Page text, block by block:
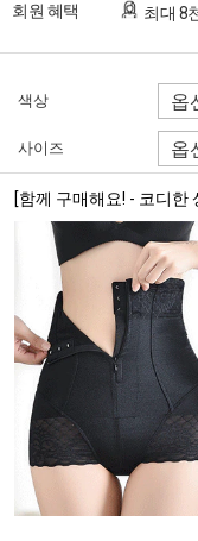
회원 혜택 최대 8
색상
사이즈
[함께 구매해요! - 코디한